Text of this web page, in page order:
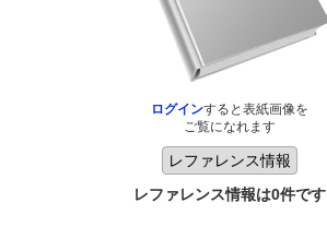
ログインすると表紙画像を
ご覧になれます
レファレンス情報は0件です